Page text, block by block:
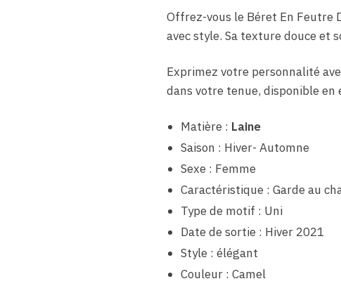
Offrez-vous le Béret En Feutre
avec style. Sa texture douce et
Exprimez votre personnalité
dans votre tenue, disponible en
Matière : Laine
Saison : Hiver- Automne
Sexe : Femme
Caractéristique : Garde au
Type de motif : Uni
Date de sortie : Hiver 2021
Style : élégant
Couleur : Camel